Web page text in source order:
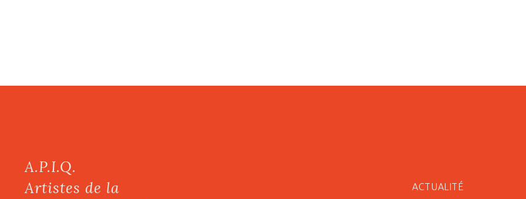
A.P.I.Q.
Artistes de la
ACTUALITÉ